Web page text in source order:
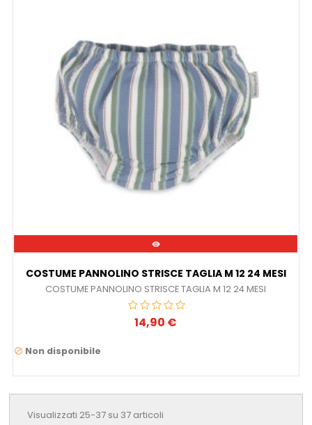

COSTUME PANNOLINO STRISCE TAGLIA M 12 24 MESI
COSTUME PANNOLINO STRISCE TAGLIA M 12 24 MESI
Prezzo
14,90 €
 Non disponibile
Visualizzati 25-37 su 37 articoli